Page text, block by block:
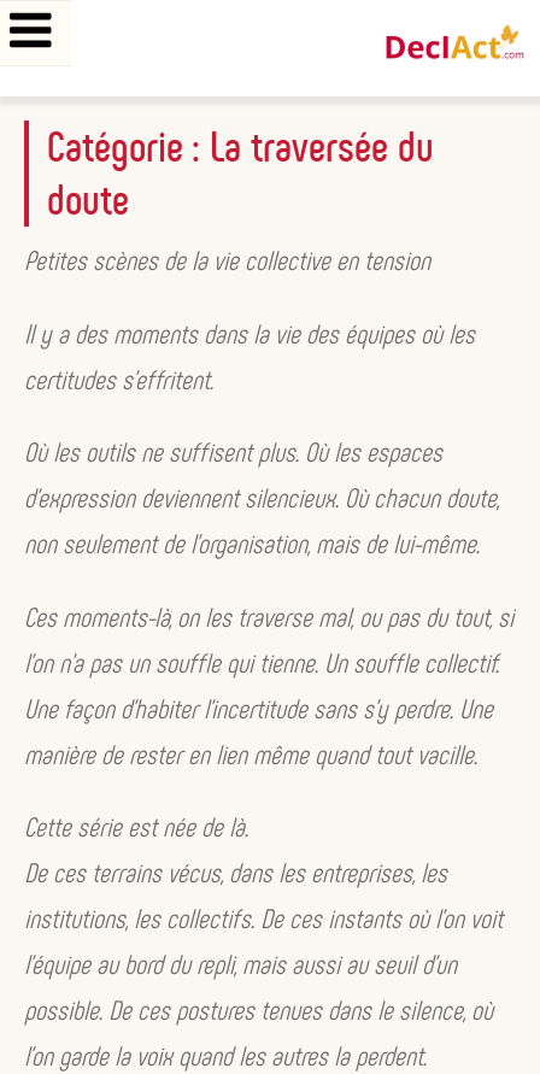
Aller
contenu
principal
Catégorie : La traversée du
doute
Petites scènes de la vie collective en tension
Il y a des moments dans la vie des équipes où les
certitudes s’effritent.
Où les outils ne suffisent plus. Où les espaces
d’expression deviennent silencieux. Où chacun doute,
non seulement de l’organisation, mais de lui-même.
Ces moments-là, on les traverse mal, ou pas du tout, si
l’on n’a pas un souffle qui tienne. Un souffle collectif.
Une façon d’habiter l’incertitude sans s’y perdre. Une
manière de rester en lien même quand tout vacille.
Cette série est née de là.
De ces terrains vécus, dans les entreprises, les
institutions, les collectifs. De ces instants où l’on voit
l’équipe au bord du repli, mais aussi au seuil d’un
possible. De ces postures tenues dans le silence, où
l’on garde la voix quand les autres la perdent.